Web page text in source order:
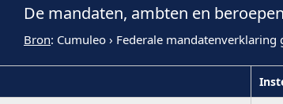
De mandaten, ambten en
Bron: Cumuleo › Federale